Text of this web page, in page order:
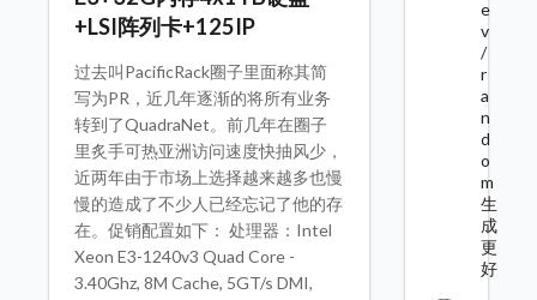
+LSI阵列卡+125IP
过去叫PacificRack圈子里面称其简
写为PR，近几年逐渐的将所有业务
转到了QuadraNet。前几年在圈子
里炙手可热亚洲访问速度快抽风少，
近两年由于市场上选择越来越多也慢
慢的造成了不少人已经忘记了他的存
在。促销配置如下： 处理器：Intel
Xeon E3-1240v3 Quad Core -
3.40Ghz, 8M Cache, 5GT/s DMI,
e
v
/
r
a
n
d
o
m
生
成
更
好